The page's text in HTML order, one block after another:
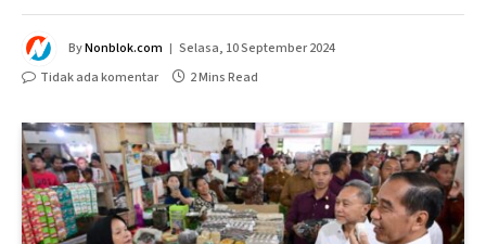
ByNonblok.com
Selasa, 10 September 2024
Tidak ada komentar
2 Mins Read